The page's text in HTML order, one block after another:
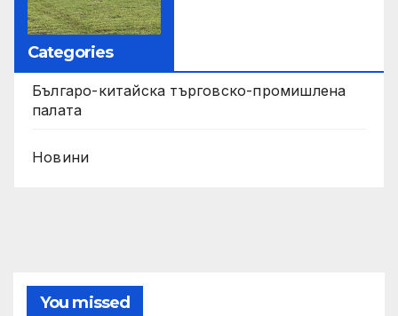
Categories
Българо-китайска търговско-промишлена
палата
Новини
You missed